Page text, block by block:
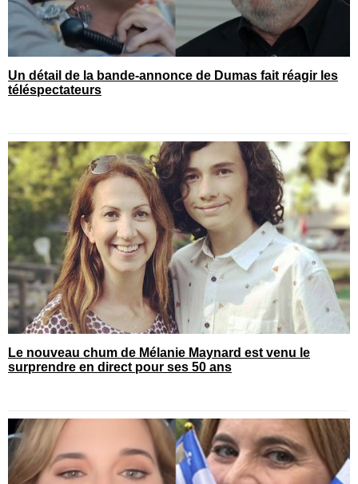
Un détail de la bande-annonce de Dumas fait réagir les
téléspectateurs
Le nouveau chum de Mélanie Maynard est venu le
surprendre en direct pour ses 50 ans